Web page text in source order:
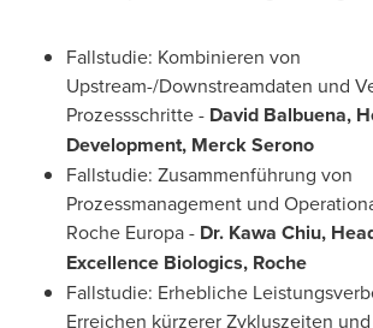
Fallstudie: Kombinieren von
Upstream-/Downstreamdaten und
Prozessschritte - David Balbuena,
Development, Merck Serono
Fallstudie: Zusammenführung von
Prozessmanagement und
Roche Europa - Dr. Kawa Chiu,
Excellence Biologics, Roche
Fallstudie: Erhebliche
Erreichen kürzerer Zykluszeiten und